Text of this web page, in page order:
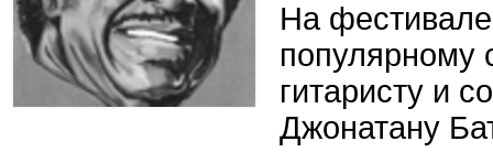
На
популярному
гитаристу и
Джонатану